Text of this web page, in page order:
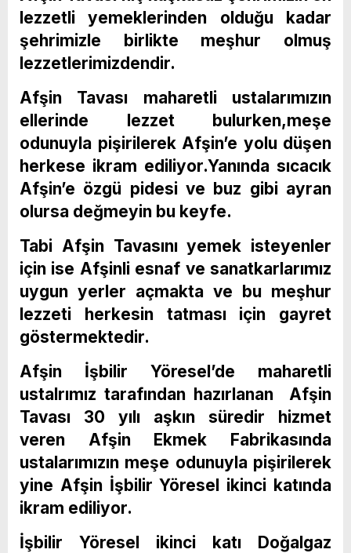
lezzetli yemeklerinden olduğu kadar
şehrimizle birlikte meşhur olmuş
lezzetlerimizdendir.
Afşin Tavası maharetli ustalarımızın
ellerinde lezzet bulurken,meşe
odunuyla pişirilerek Afşin’e yolu düşen
herkese ikram ediliyor.Yanında sıcacık
Afşin’e özgü pidesi ve buz gibi ayran
olursa değmeyin bu keyfe.
Tabi Afşin Tavasını yemek isteyenler
için ise Afşinli esnaf ve sanatkarlarımız
uygun yerler açmakta ve bu meşhur
lezzeti herkesin tatması için gayret
göstermektedir.
Afşin İşbilir Yöresel’de maharetli
ustalrımız tarafından hazırlanan Afşin
Tavası 30 yılı aşkın süredir hizmet
veren Afşin Ekmek Fabrikasında
ustalarımızın meşe odunuyla pişirilerek
yine Afşin İşbilir Yöresel ikinci katında
ikram ediliyor.
İşbilir Yöresel ikinci katı Doğalgaz